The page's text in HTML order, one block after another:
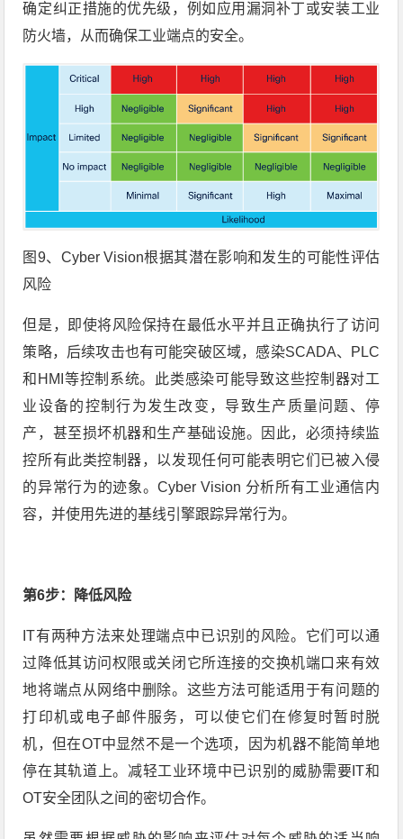
确定纠正措施的优先级，例如应用漏洞补丁或安装工业
防火墙，从而确保工业端点的安全。
图9、Cyber Vision根据其潜在影响和发生的可能性评估
风险
但是，即使将风险保持在最低水平并且正确执行了访问
策略，后续攻击也有可能突破区域，感染SCADA、PLC
和HMI等控制系统。此类感染可能导致这些控制器对工
业设备的控制行为发生改变，导致生产质量问题、停
产，甚至损坏机器和生产基础设施。因此，必须持续监
控所有此类控制器，以发现任何可能表明它们已被入侵
的异常行为的迹象。Cyber Vision 分析所有工业通信内
容，并使用先进的基线引擎跟踪异常行为。
第6步：降低风险
IT有两种方法来处理端点中已识别的风险。它们可以通
过降低其访问权限或关闭它所连接的交换机端口来有效
地将端点从网络中删除。这些方法可能适用于有问题的
打印机或电子邮件服务，可以使它们在修复时暂时脱
机，但在OT中显然不是一个选项，因为机器不能简单地
停在其轨道上。减轻工业环境中已识别的威胁需要IT和
OT安全团队之间的密切合作。